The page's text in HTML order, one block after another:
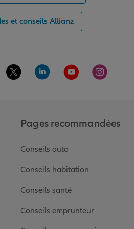
et conseils Allianz
sur la page Facebook de Allianz
Aller sur la page Twitter de Allianz
Aller sur la page Linkedin
Aller sur la page
Aller sur
Pages recommandées
Conseils auto
Conseils habitation
Conseils santé
Conseils emprunteur